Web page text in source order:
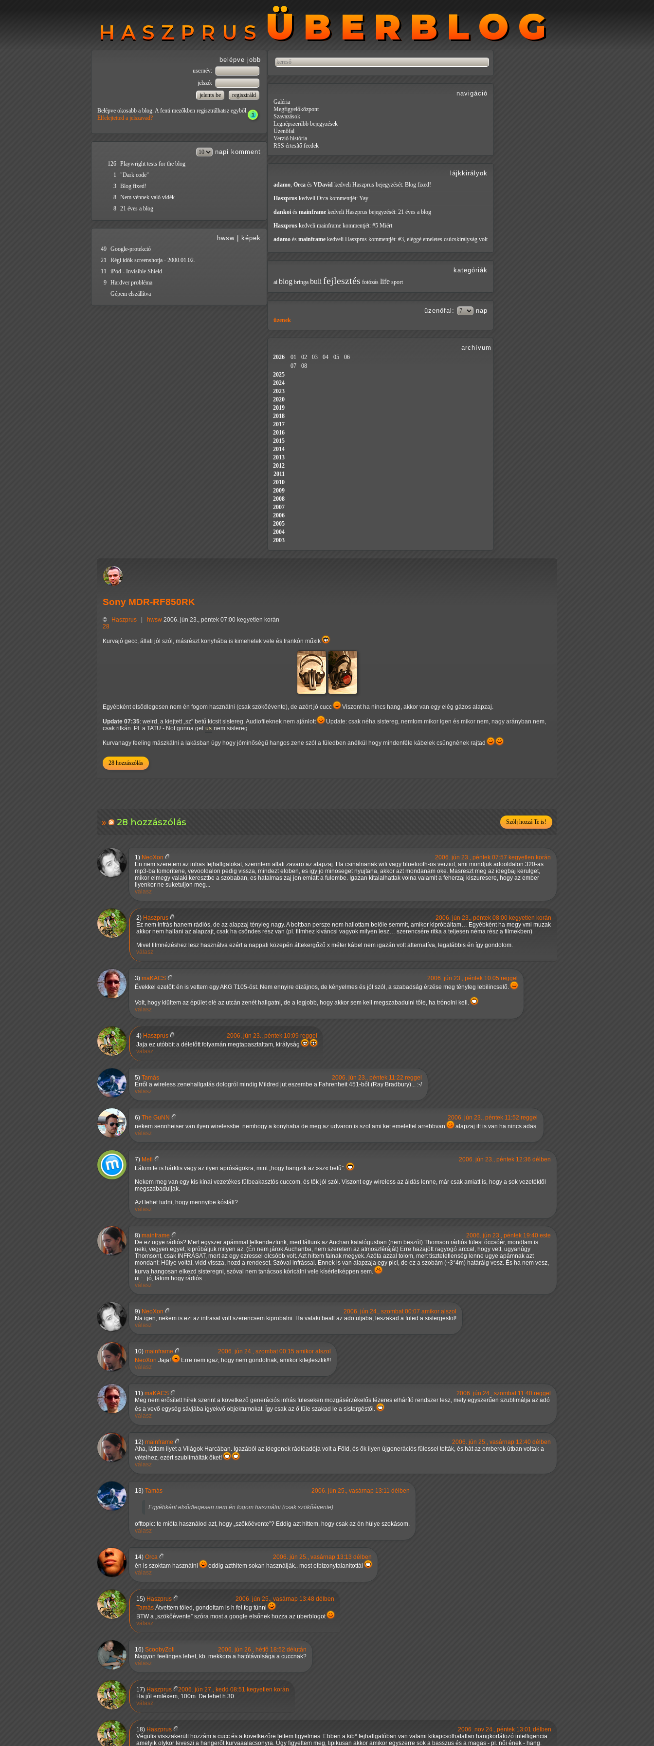
HASZPRUS ÜBERBLOG
HASZPRUS ÜBERBLOG
Sony MDR-RF850RK
© Haszprus hwsw 2006. jún 23., péntek 07:00 kegyetlen korán
28
Kurvajó gecc, állati jól szól, másrészt konyhába is kimehetek vele és frankón műxik
Egyébként elsődlegesen nem én fogom használni (csak szökőévente), de azért jó cucc Viszont ha nincs hang, akkor van egy elég gázos alapzaj.
Update 07:35: weird, a kiejtett sz betű kicsit sistereg. Audiofileknek nem ajánlott
Update: csak néha sistereg, nemtom mikor igen és mikor nem, nagy arányban nem,
csak ritkán. Pl. a TATU - Not gonna get us nem sistereg.
Kurvanagy feeling mászkálni a lakásban úgy hogy jóminőségű hangos zene szól a füledben anélkül hogy mindenféle kábelek csüngnének rajtad
28 hozzászólás
28 hozzászólás Szólj hozzá Te is!
1) NeoXon
2006. jún 23., péntek 07:57 kegyetlen korán
En nem szeretem az infras fejhallgatokat, szerintem allati zavaro az alapzaj. Ha csinalnanak wifi vagy bluetooth-os verziot, ami mondjuk adooldalon 320-as
mp3-ba tomoritene, vevooldalon pedig vissza, mindezt eloben, es igy jo minoseget nyujtana, akkor azt mondanam oke. Masreszt meg az idegbaj kerulget,
mikor elmegy valaki keresztbe a szobaban, es hatalmas zaj jon emiatt a fulembe. Igazan kitalalhattak volna valamit a feherzaj kiszuresere, hogy az ember
ilyenkor ne suketuljon meg...
válasz
2) Haszprus
2006. jún 23., péntek 08:00 kegyetlen korán
Ez nem infrás hanem rádiós, de az alapzaj tényleg nagy. A boltban persze nem hallottam belőle semmit, amikor kipróbáltam… Egyébként ha megy vmi muzak
akkor nem hallani az alapzajt, csak ha csöndes rész van (pl. filmhez kiváncsi vagyok milyen lesz… szerencsére ritka a teljesen néma rész a filmekben)
Mivel filmnézéshez lesz használva ezért a nappali közepén áttekergőző x méter kábel nem igazán volt alternatíva, legalábbis én így gondolom.
válasz
3) maKACS
2006. jún 23., péntek 10:05 reggel
Évekkel ezelőtt én is vettem egy AKG T105-öst. Nem ennyire dizájnos, de kényelmes és jól szól, a szabadság érzése meg tényleg lebilincselő.
Volt, hogy kiültem az épület elé az utcán zenét hallgatni, de a legjobb, hogy akkor sem kell megszabadulni tőle, ha trónolni kell.
válasz
4) Haszprus
2006. jún 23., péntek 10:09 reggel
Jaja ez utóbbit a délelőtt folyamán megtapasztaltam, királyság
válasz
5) Tamás
2006. jún 23., péntek 11:22 reggel
Erről a wireless zenehallgatás dologról mindig Mildred jut eszembe a Fahrenheit 451-ből (Ray Bradbury)... :-/
válasz
6) The GuNN
2006. jún 23., péntek 11:52 reggel
nekem sennheiser van ilyen wirelessbe. nemhogy a konyhaba de meg az udvaron is szol ami ket emelettel arrebbvan
alapzaj itt is van ha nincs adas.
válasz
7) Mefi
2006. jún 23., péntek 12:36 délben
Látom te is hárklis vagy az ilyen apróságokra, mint hogy hangzik az »sz« betű .
Nekem meg van egy kis kínai vezetékes fülbeakasztós cuccom, és tök jól szól. Viszont egy wireless az áldás lenne, már csak amiatt is, hogy a sok vezetéktől
megszabaduljak.
Azt lehet tudni, hogy mennyibe kóstált?
válasz
8) mainframe
2006. jún 23., péntek 19:40 este
De ez ugye rádiós? Mert egyszer apámmal lelkendeztünk, mert láttunk az Auchan katalógusban (nem beszól) Thomson rádiós fülest óccsóér, mondtam is
neki, vegyen egyet, kipróbáljuk milyen az. (Én nem járok Auchanba, nem szeretem az atmoszféráját) Erre hazajött ragyogó arccal, hogy vett, ugyanúgy
Thomsont, csak INFRÁSAT, mert az egy ezressel olcsóbb volt. Azt hittem falnak megyek. Azóta azzal tolom, mert tiszteletlenség lenne ugye apámnak azt
mondani: Hülye voltál, vidd vissza, hozd a rendeset. Szóval infrással. Ennek is van alapzaja egy pici, de ez a szobám (~3*4m) határáig vesz. És ha nem vesz,
kurva hangosan elkezd sisteregni, szóval nem tanácsos kóricálni vele kísérletképpen sem.
ui.:...jó, látom hogy rádiós...
válasz
9) NeoXon
2006. jún 24., szombat 00:07 amikor alszol
Na igen, nekem is ezt az infrasat volt szerencsem kiprobalni. Ha valaki beall az ado utjaba, leszakad a fuled a sistergestol!
válasz
10) mainframe
2006. jún 24., szombat 00:15 amikor alszol
NeoXon Jaja!
Erre nem igaz, hogy nem gondolnak, amikor kifejlesztik!!!
válasz
11) maKACS
2006. jún 24., szombat 11:40 reggel
Meg nem erősített hírek szerint a következő generációs infrás füleseken mozgásérzékelős lézeres elhárító rendszer lesz, mely egyszerűen szublimálja az adó
és a vevő egység sávjába igyekvő objektumokat. Így csak az ő füle szakad le a sistergéstől.
válasz
12) mainframe
2006. jún 25., vasárnap 12:40 délben
Aha, láttam ilyet a Világok Harcában. Igazából az idegenek rádióadója volt a Föld, és ők ilyen újgenerációs fülessel tolták, és hát az emberek útban voltak a
vételhez, ezért szublimálták őket!
válasz
13) Tamás 2006. jún 25., vasárnap 13:11 délben
Egyébként elsődlegesen nem én fogom használni (csak szökőévente)
offtopic: te mióta használod azt, hogy szökőévente ? Eddig azt hittem, hogy csak az én hülye szokásom.
válasz
14) Orca
2006. jún 25., vasárnap 13:13 délben
én is szoktam használni
eddig azthitem sokan használják.. most elbizonytalanítottál
válasz
15) Haszprus
2006. jún 25., vasárnap 13:48 délben
Tamás Átvettem tőled, gondoltam is h fel fog tűnni
BTW a szökőévente szóra most a google elsőnek hozza az überblogot
válasz
16) ScoobyZoli
2006. jún 26., hétfő 18:52 délután
Nagyon feelinges lehet, kb. mekkora a hatótávolsága a cuccnak?
válasz
17) Haszprus
2006. jún 27., kedd 08:51 kegyetlen korán
Ha jól emléxem, 100m. De lehet h 30.
válasz
18) Haszprus
2006. nov 24., péntek 13:01 délben
Végülis visszakerült hozzám a cucc és a következőre lettem figyelmes. Ebben a kib* fejhallgatóban van valami kikapcsolhatatlan hangkorlátozó intelligencia
amelyik olykor leveszi a hangerőt kurvaaalacsonyra. Úgy figyeltem meg, tipikusan akkor amikor egyszerre sok a basszus és a magas - pl. női ének - hang.
belépve jobb
usernév:
jelszó:
Belépve okosabb a blog. A fenti mezőkben regisztrálhatsz egyből.
Elfelejtetted a jelszavad?
napi komment
126 Playwright tests for the blog
1
"Dark code"
3 Blog fixed!
8 Nem vénnek való vidék
8 21 éves a blog
hwsw képek
49 Google-protekció
21
Régi idők screenshotja - 2000.01.02.
11
iPod - Invisible Shield
9 Hardver probléma
Gépem elszállítva
navigáció
Galéria
Megfigyelőközpont
Szavazások
Legnépszerűbb bejegyzések
Üzenőfal
Verzió história
RSS értesítő feedek
lájkkirályok
adamo, Orca és VDavid kedveli Haszprus bejegyzését: Blog fixed!
Haszprus kedveli Orca kommentjét: Yay
dankoi és mainframe kedveli Haszprus bejegyzését: 21 éves a blog
Haszprus kedveli mainframe kommentjét: #5 Miért
adamo és mainframe kedveli Haszprus kommentjét: #3, eléggé emeletes csúcskirályság volt
kategóriák
ai blog bringa buli fejlesztés fotózás life sport
üzenőfal : nap
üzenek
archívum
2026 01 02 03 04 05
06
07
08
2025
2024
2023
2020
2019
2018
2017
2016
2015
2014
2013
2012
2011
2010
2009
2008
2007
2006
2005
2004
2003